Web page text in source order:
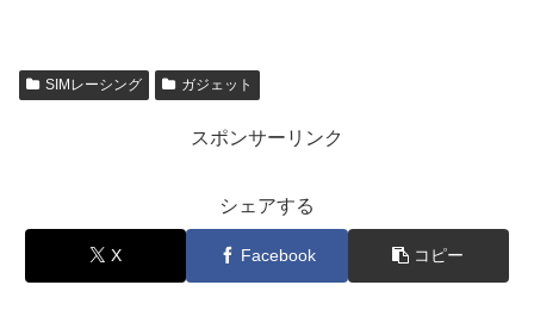
SIMレーシング ガジェット
スポンサーリンク
シェアする
X Facebook コピー